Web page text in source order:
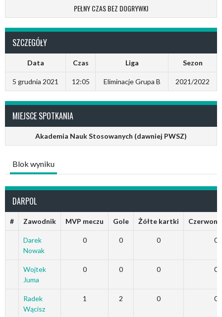
PEŁNY CZAS BEZ DOGRYWKI
SZCZEGÓŁY
Data Czas Liga Sezon
5 grudnia 2021 12:05 Eliminacje Grupa B 2021/2022
MIEJSCE SPOTKANIA
Akademia Nauk Stosowanych (dawniej PWSZ)
Blok wyniku
DARPOL
# Zawodnik MVP meczu Gole Żółte kartki
Darek
Nowak
0 0 0 0
Wojtek
Juma
0 0 0 0
Radek
Wącisz
1 2 0 0